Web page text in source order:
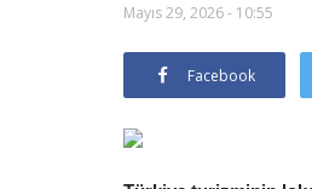
Mayıs 29, 2026 - 10:55
Facebook